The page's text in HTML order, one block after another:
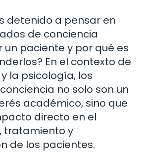
detenido a pensar en
de conciencia
un paciente y por qué es
En el contexto de
la psicología, los
no solo son un
académico, sino que
directo en el
tratamiento y
de los pacientes.